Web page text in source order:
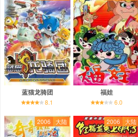
蓝猫龙骑团
8.1
福娃
6.0
2006 大陆 2006 大陆